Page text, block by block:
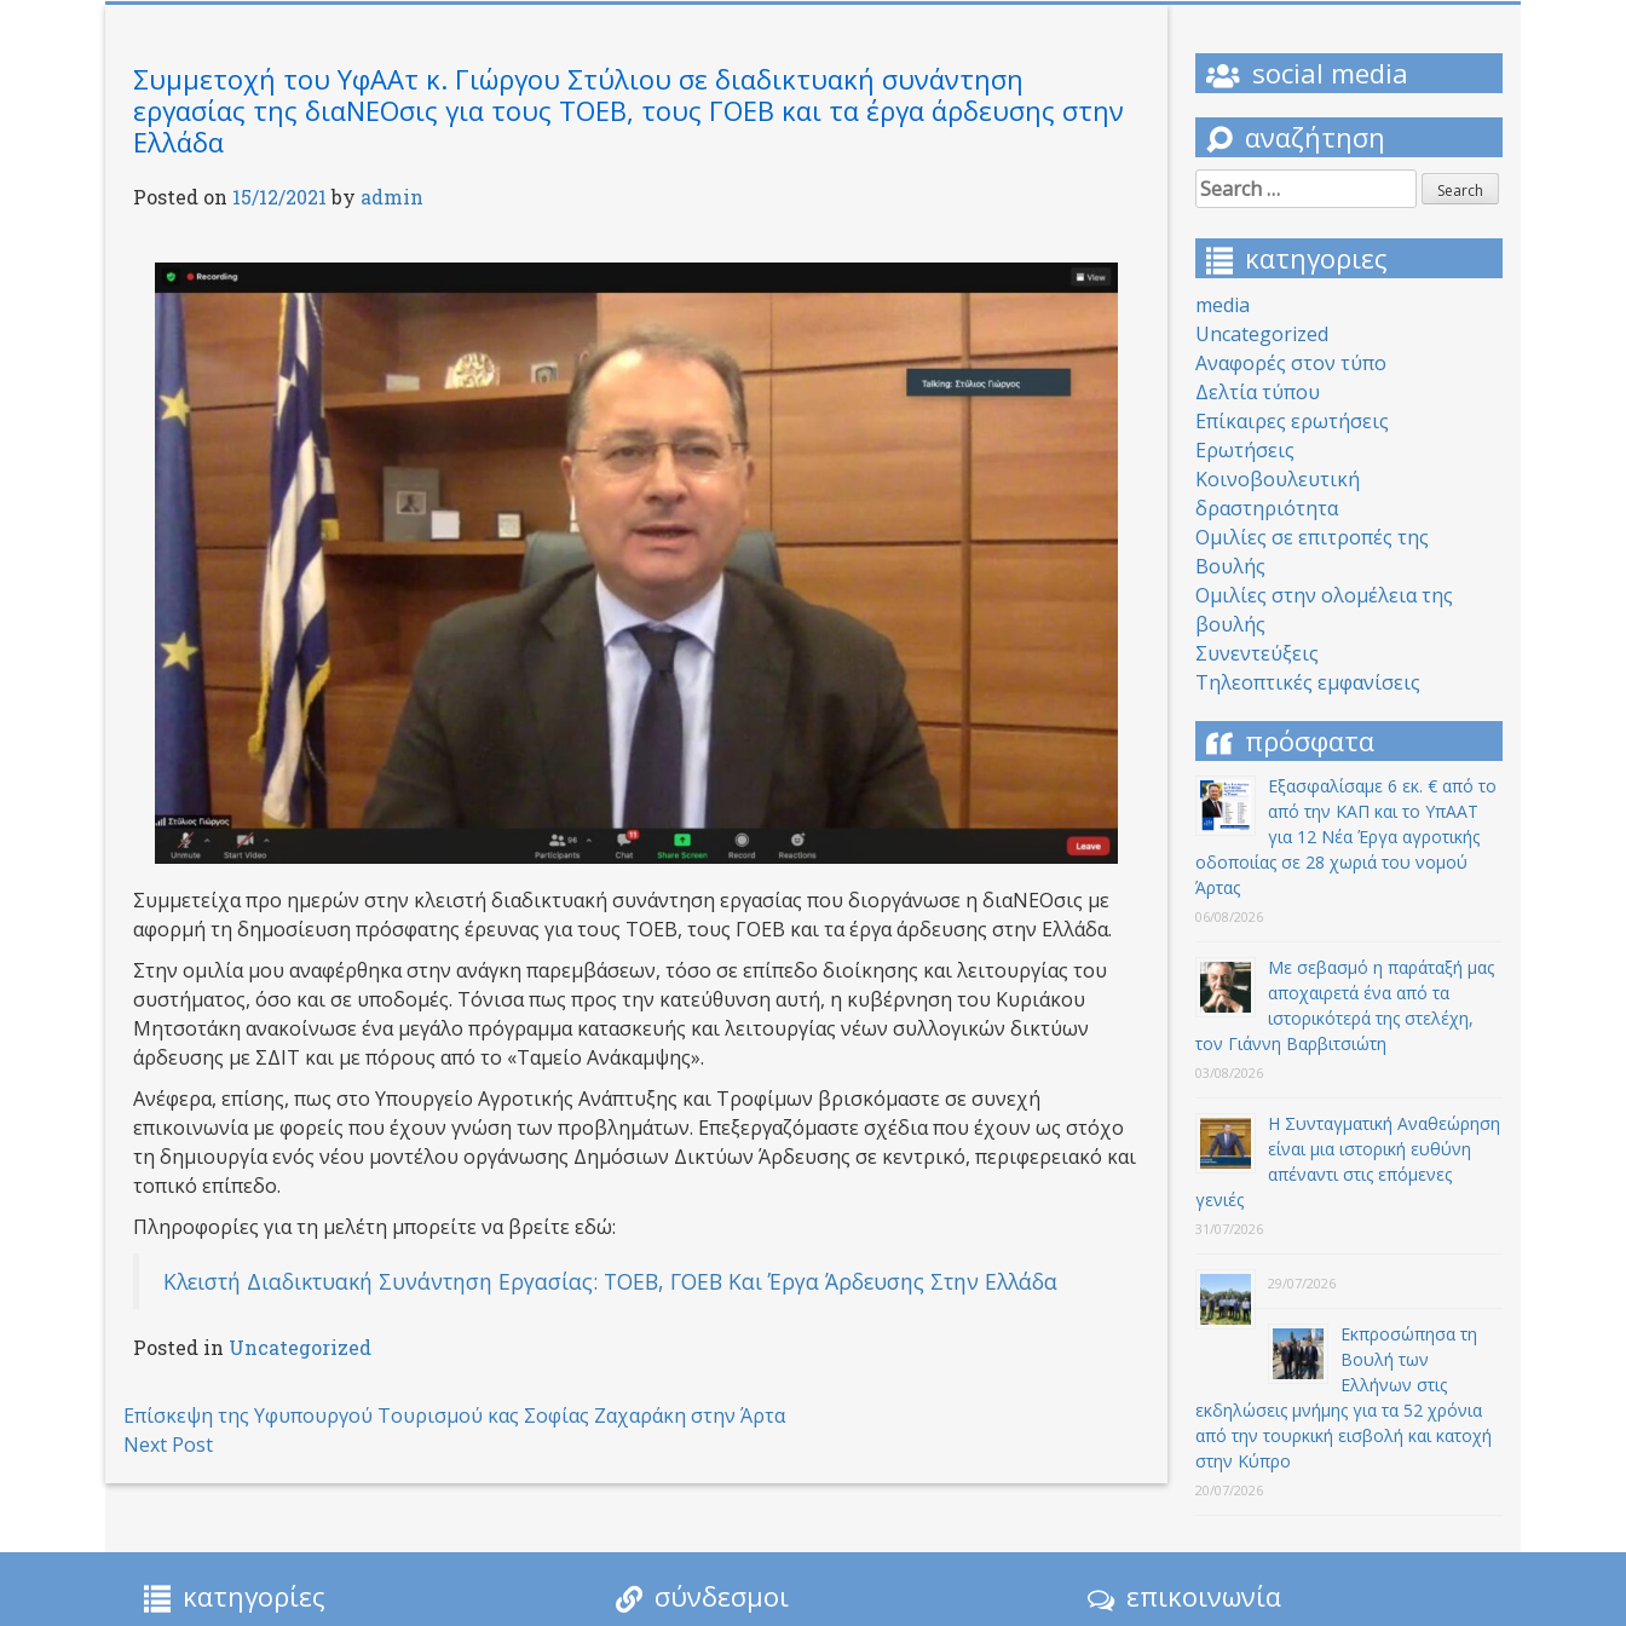
Συμμετοχή του ΥφΑΑτ κ. Γιώργου Στύλιου σε διαδικτυακή συνάντηση
εργασίας της διαΝΕΟσις για τους ΤΟΕΒ, τους ΓΟΕΒ και τα έργα άρδευσης στην
Ελλάδα
Posted on 15/12/2021 by admin
Συμμετείχα προ ημερών στην κλειστή διαδικτυακή συνάντηση εργασίας που διοργάνωσε η διαΝΕΟσις με
αφορμή τη δημοσίευση πρόσφατης έρευνας για τους ΤΟΕΒ, τους ΓΟΕΒ και τα έργα άρδευσης στην Ελλάδα.
Στην ομιλία μου αναφέρθηκα στην ανάγκη παρεμβάσεων, τόσο σε επίπεδο διοίκησης και λειτουργίας του
συστήματος, όσο και σε υποδομές. Τόνισα πως προς την κατεύθυνση αυτή, η κυβέρνηση του Κυριάκου
Μητσοτάκη ανακοίνωσε ένα μεγάλο πρόγραμμα κατασκευής και λειτουργίας νέων συλλογικών δικτύων
άρδευσης με ΣΔΙΤ και με πόρους από το «Ταμείο Ανάκαμψης».
Ανέφερα, επίσης, πως στο Υπουργείο Αγροτικής Ανάπτυξης και Τροφίμων βρισκόμαστε σε συνεχή
επικοινωνία με φορείς που έχουν γνώση των προβλημάτων. Επεξεργαζόμαστε σχέδια που έχουν ως στόχο
τη δημιουργία ενός νέου μοντέλου οργάνωσης Δημόσιων Δικτύων Άρδευσης σε κεντρικό, περιφερειακό και
τοπικό επίπεδο.
Πληροφορίες για τη μελέτη μπορείτε να βρείτε εδώ:
Κλειστή Διαδικτυακή Συνάντηση Εργασίας: ΤΟΕΒ, ΓΟΕΒ Και Έργα Άρδευσης Στην Ελλάδα
Posted in Uncategorized
Post
navigation
Επίσκεψη της Υφυπουργού Τουρισμού κας Σοφίας Ζαχαράκη στην Άρτα
Next Post
social media
αναζήτηση
Search
for:
κατηγοριες
media
Uncategorized
Αναφορές στον τύπο
Δελτία τύπου
Επίκαιρες ερωτήσεις
Ερωτήσεις
Κοινοβουλευτική
δραστηριότητα
Ομιλίες σε επιτροπές της
Βουλής
Ομιλίες στην ολομέλεια της
βουλής
Συνεντεύξεις
Τηλεοπτικές εμφανίσεις
πρόσφατα
Εξασφαλίσαμε 6 εκ. € από το
από την ΚΑΠ και το ΥπΑΑΤ
για 12 Nέα Έργα αγροτικής
οδοποιίας σε 28 χωριά του νομού
Άρτας
06/08/2026
Με σεβασμό η παράταξή μας
αποχαιρετά ένα από τα
ιστορικότερά της στελέχη,
τον Γιάννη Βαρβιτσιώτη
03/08/2026
Η Συνταγματική Αναθεώρηση
είναι μια ιστορική ευθύνη
απέναντι στις επόμενες
γενιές
31/07/2026
29/07/2026
Εκπροσώπησα τη
Βουλή των
Ελλήνων στις
εκδηλώσεις μνήμης για τα 52 χρόνια
από την τουρκική εισβολή και κατοχή
στην Κύπρο
20/07/2026
κατηγορίες σύνδεσμοι επικοινωνία